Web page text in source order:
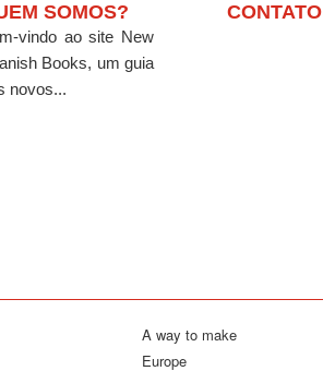
SOMOS?
vindo ao site New
Books, um guia
novos...
CONTATO
A way to make
Europe